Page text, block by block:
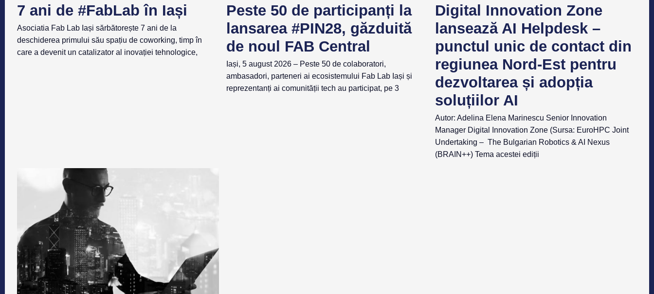
7 ani de #FabLab în Iași
Asociatia Fab Lab Iași sărbătorește 7 ani de la
deschiderea primului său spațiu de coworking, timp în
care a devenit un catalizator al inovației tehnologice,
Peste 50 de participanți la
lansarea #PIN28, găzduită
de noul FAB Central
Iași, 5 august 2026 – Peste 50 de colaboratori,
ambasadori, parteneri ai ecosistemului Fab Lab Iași și
reprezentanți ai comunității tech au participat, pe 3
Digital Innovation Zone
lansează AI Helpdesk –
punctul unic de contact din
regiunea Nord-Est pentru
dezvoltarea și adopția
soluțiilor AI
Autor: Adelina Elena Marinescu Senior Innovation
Manager Digital Innovation Zone (Sursa: EuroHPC Joint
Undertaking – The Bulgarian Robotics & AI Nexus
(BRAIN++) Tema acestei ediții